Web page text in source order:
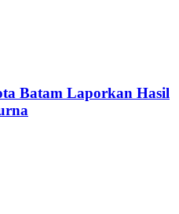
Batam Laporkan Hasil